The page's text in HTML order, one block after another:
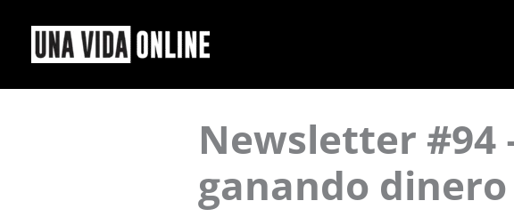
contenido
Newsletter #94
ganando